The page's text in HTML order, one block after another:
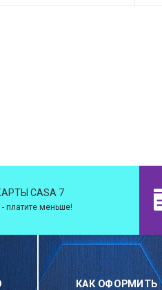
CASA 7
платите меньше!
КАК ОФОРМИТЬ